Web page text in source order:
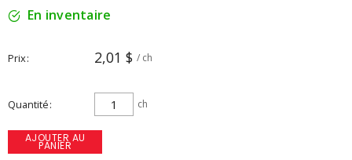
En inventaire
Prix 2,01 $ / ch
Quantité ch
AJOUTER AU
PANIER